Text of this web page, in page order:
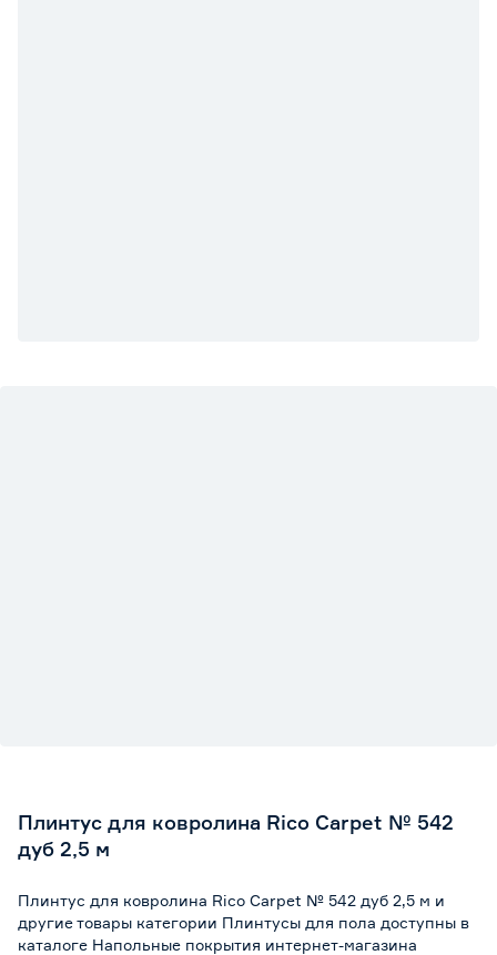
Плинтус для ковролина Rico Carpet № 542
дуб 2,5 м
Плинтус для ковролина Rico Carpet № 542 дуб 2,5 м и
другие товары категории Плинтусы для пола доступны в
каталоге Напольные покрытия интернет-магазина